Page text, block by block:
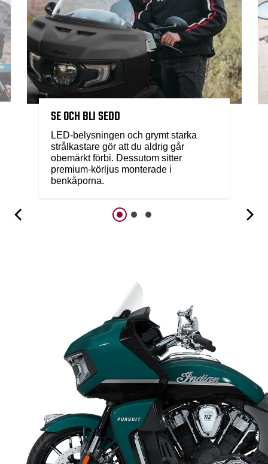
SE OCH BLI SEDD
LED-belysningen och grymt starka
strålkastare gör att du aldrig går
obemärkt förbi. Dessutom sitter
premium-körljus monterade i
benkåporna.